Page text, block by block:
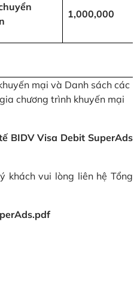
1,000,000
mại và Danh sách các
chương trình khuyến mại
BIDV Visa Debit SuperAds
khách vui lòng liên hệ Tổng